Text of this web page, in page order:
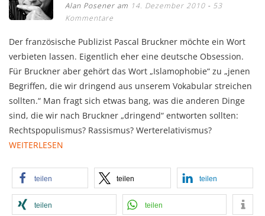
Alan Posener am 14. Dezember 2010
53
Kommentare
Der französische Publizist Pascal Bruckner möchte ein Wort
verbieten lassen. Eigentlich eher eine deutsche Obsession.
Für Bruckner aber gehört das Wort „Islamophobie“ zu „jenen
Begriffen, die wir dringend aus unserem Vokabular streichen
sollten.“ Man fragt sich etwas bang, was die anderen Dinge
sind, die wir nach Bruckner „dringend“ entworten sollten:
Rechtspopulismus? Rassismus? Werterelativismus?
WEITERLESEN
teilen teilen teilen
teilen teilen